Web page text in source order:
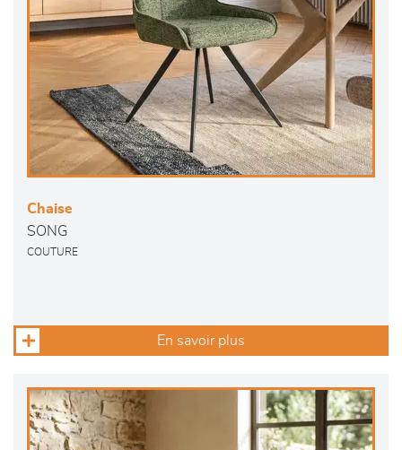
Chaise
SONG
COUTURE
En savoir plus